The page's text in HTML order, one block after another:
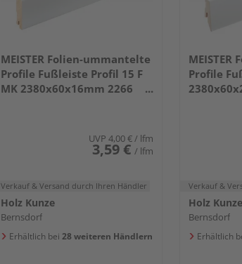
MEISTER Folien-ummantelte
Profile Fußleiste Profil 15 F
MK 2380x60x16mm 2266
UVP 4,00 € / lfm
3,59 € / lfm
Verkauf & Versand durch Ihren Händler
Holz Kunze
Bernsdorf
Erhältlich bei 28 weiteren Händlern
Profile
Verkauf &
Holz Kunze
Bernsdorf
Erhältlich